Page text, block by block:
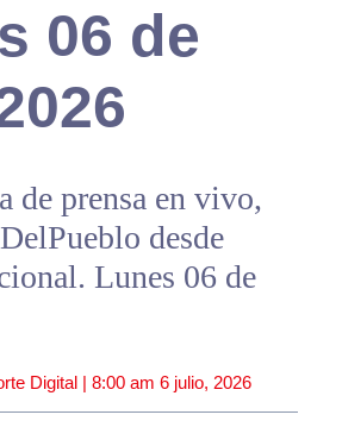
06 de
de prensa en vivo,
desde
Lunes 06 de
Digital | 8:00 am 6 julio, 2026